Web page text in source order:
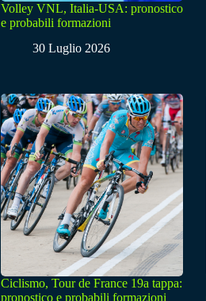
Volley VNL, Italia-USA: pronostico
e probabili formazioni
30 Luglio 2026
Ciclismo, Tour de France 19a tappa:
pronostico e probabili formazioni